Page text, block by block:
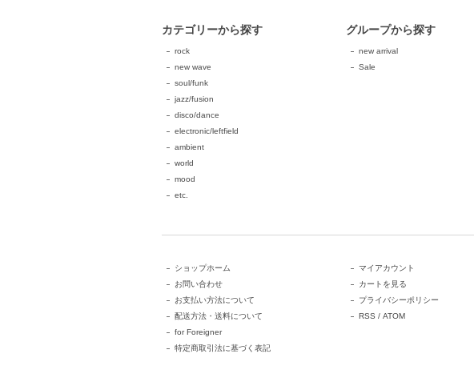
カテゴリーから探す
rock
new wave
soul/funk
jazz/fusion
disco/dance
electronic/leftfield
ambient
world
mood
etc.
グループから探す
new arrival
Sale
ショップホーム
お問い合わせ
お支払い方法について
配送方法・送料について
for Foreigner
特定商取引法に基づく表記
マイアカウント
カートを見る
プライバシーポリシー
RSS /ATOM